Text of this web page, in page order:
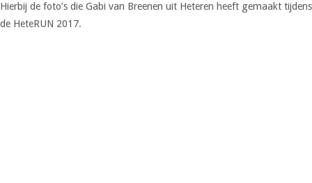
Hierbij de foto’s die Gabi van Breenen uit Heteren heeft gemaakt tijdens
de HeteRUN 2017.